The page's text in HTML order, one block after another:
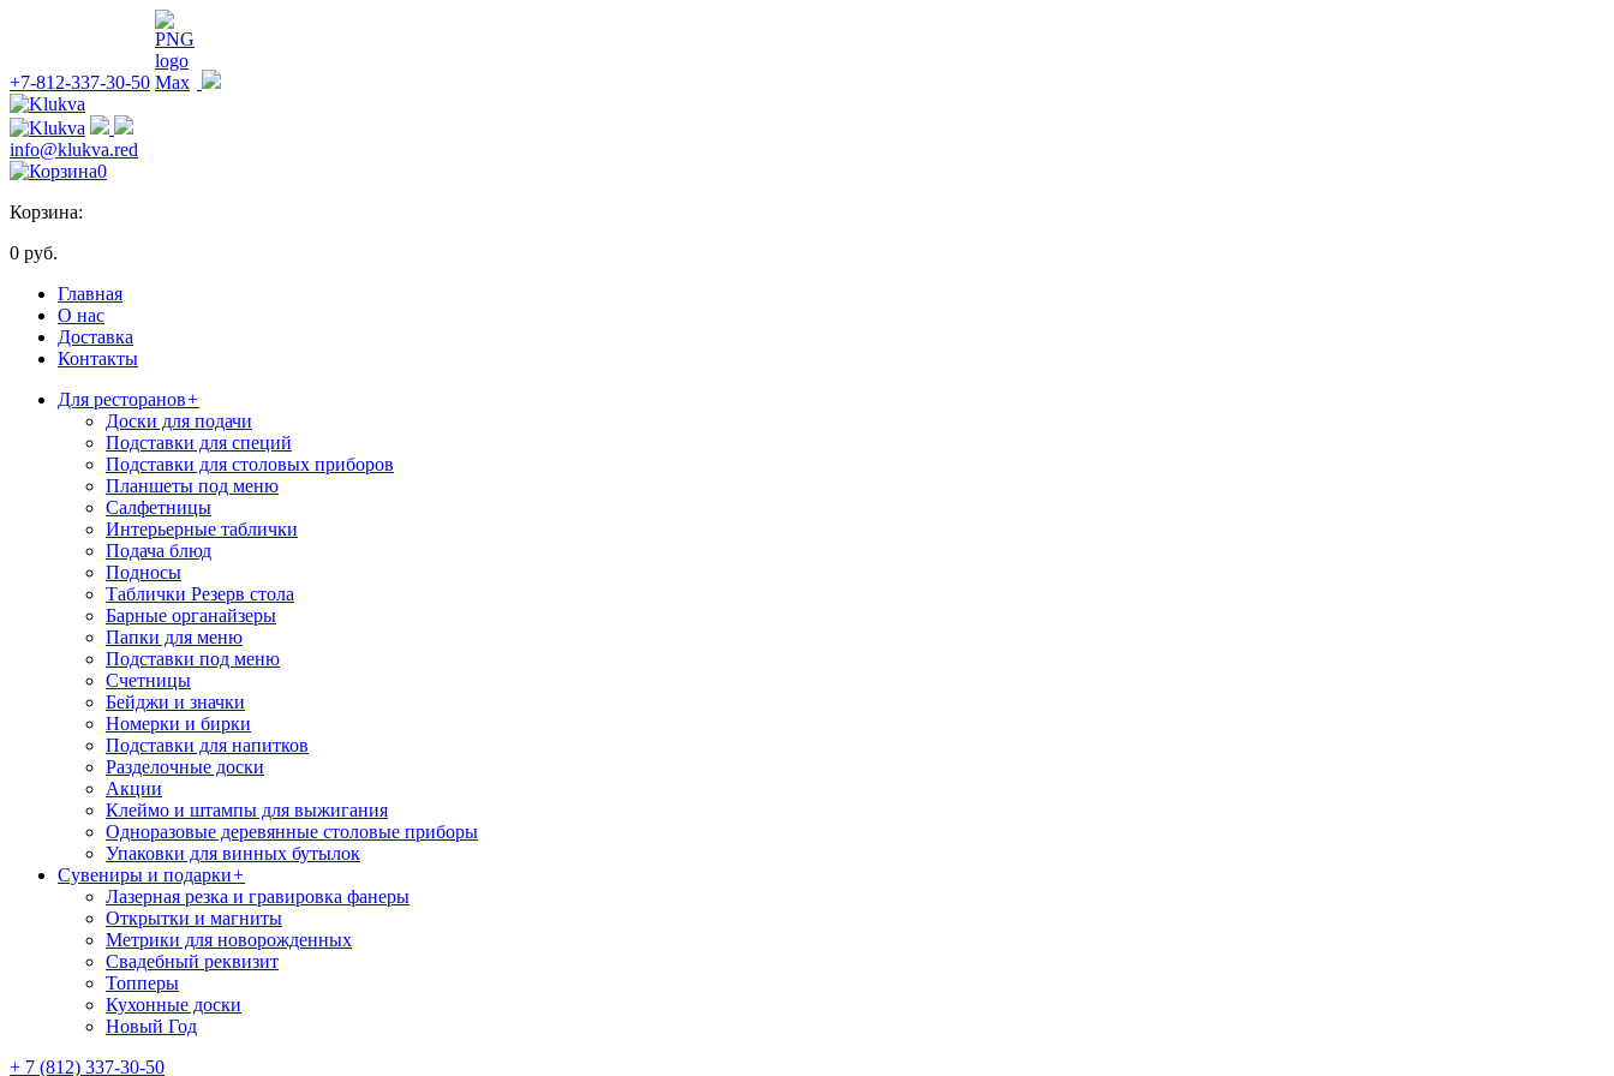
+7-812-337-30-50
info@klukva.red
0
Корзина:
0 руб.
Главная
О нас
Доставка
Контакты
Для ресторанов+
Доски для подачи
Подставки для специй
Подставки для столовых приборов
Планшеты под меню
Салфетницы
Интерьерные таблички
Подача блюд
Подносы
Таблички Резерв стола
Барные органайзеры
Папки для меню
Подставки под меню
Счетницы
Бейджи и значки
Номерки и бирки
Подставки для напитков
Разделочные доски
Акции
Клеймо и штампы для выжигания
Одноразовые деревянные столовые приборы
Упаковки для винных бутылок
Сувениры и подарки+
Лазерная резка и гравировка фанеры
Открытки и магниты
Метрики для новорожденных
Свадебный реквизит
Топперы
Кухонные доски
Новый Год
+ 7 (812) 337-30-50